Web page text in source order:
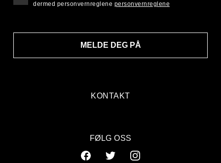
KONTAKT
MELDE DEG PÅ
dermed personvernreglene personvernreglene
FØLG OSS